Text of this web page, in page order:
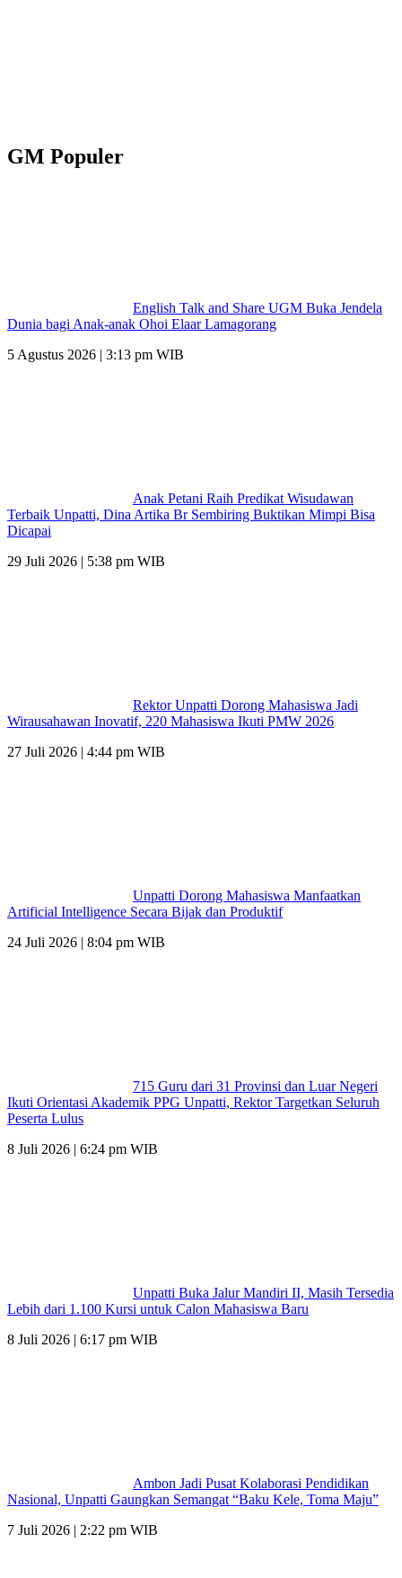
GM Populer
English Talk and Share UGM Buka Jendela
Dunia bagi Anak-anak Ohoi Elaar Lamagorang
5 Agustus 2026 | 3:13 pm WIB
Anak Petani Raih Predikat Wisudawan
Terbaik Unpatti, Dina Artika Br Sembiring Buktikan Mimpi Bisa
Dicapai
29 Juli 2026 | 5:38 pm WIB
Rektor Unpatti Dorong Mahasiswa Jadi
Wirausahawan Inovatif, 220 Mahasiswa Ikuti PMW 2026
27 Juli 2026 | 4:44 pm WIB
Unpatti Dorong Mahasiswa Manfaatkan
Artificial Intelligence Secara Bijak dan Produktif
24 Juli 2026 | 8:04 pm WIB
715 Guru dari 31 Provinsi dan Luar Negeri
Ikuti Orientasi Akademik PPG Unpatti, Rektor Targetkan Seluruh
Peserta Lulus
8 Juli 2026 | 6:24 pm WIB
Unpatti Buka Jalur Mandiri II, Masih Tersedia
Lebih dari 1.100 Kursi untuk Calon Mahasiswa Baru
8 Juli 2026 | 6:17 pm WIB
Ambon Jadi Pusat Kolaborasi Pendidikan
Nasional, Unpatti Gaungkan Semangat “Baku Kele, Toma Maju”
7 Juli 2026 | 2:22 pm WIB